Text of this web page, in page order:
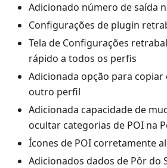
Adicionado número de saída
Configurações de plugin
Tela de Configurações
rápido a todos os perfis
Adicionada opção para
outro perfil
Adicionada capacidade de
ocultar categorias de POI na
Ícones de POI corretamente
Adicionados dados de Pôr do